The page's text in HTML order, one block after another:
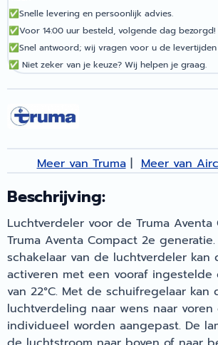
✅Snelle levering en persoonlijk advies.
✅Voor 14:00 uur besteld, volgende dag bezorgd!
✅Snel antwoord; wij vragen voor u de
✅ Niet zeker van je keuze? Wij helpen je graag.
Meer van Truma|Meer van
Beschrijving:
Luchtverdeler voor de Truma Aventa
Truma Aventa Compact 2e
schakelaar van de luchtverdeler kan
activeren met een vooraf ingestelde
van 22°C. Met de schuifregelaar kan
luchtverdeling naar wens naar
individueel worden aangepast. De